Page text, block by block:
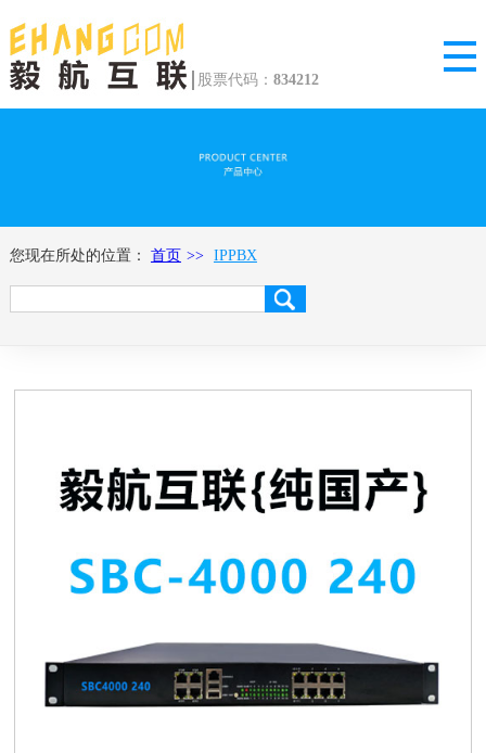
股票代码： 834212
您现在所处的位置： 首页 IPPBX